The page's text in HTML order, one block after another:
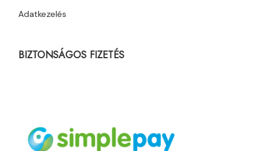
Adatkezelés
BIZTONSÁGOS FIZETÉS